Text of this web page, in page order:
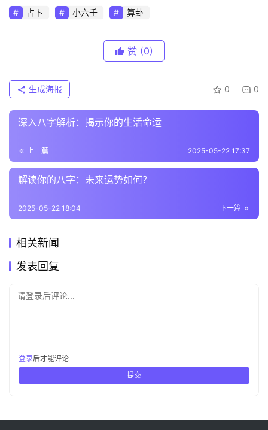
占卜 小六壬 算卦
赞 (0)
0 0
生成海报
深入八字解析：揭示你的生活命运
上一篇 2025-05-22 17:37
解读你的八字：未来运势如何？
下一篇
2025-05-22 18:04
相关新闻
发表回复
请登录后评论...
登录后才能评论
提交